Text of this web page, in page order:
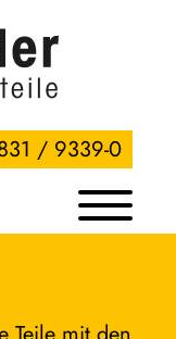
/ 9339-0